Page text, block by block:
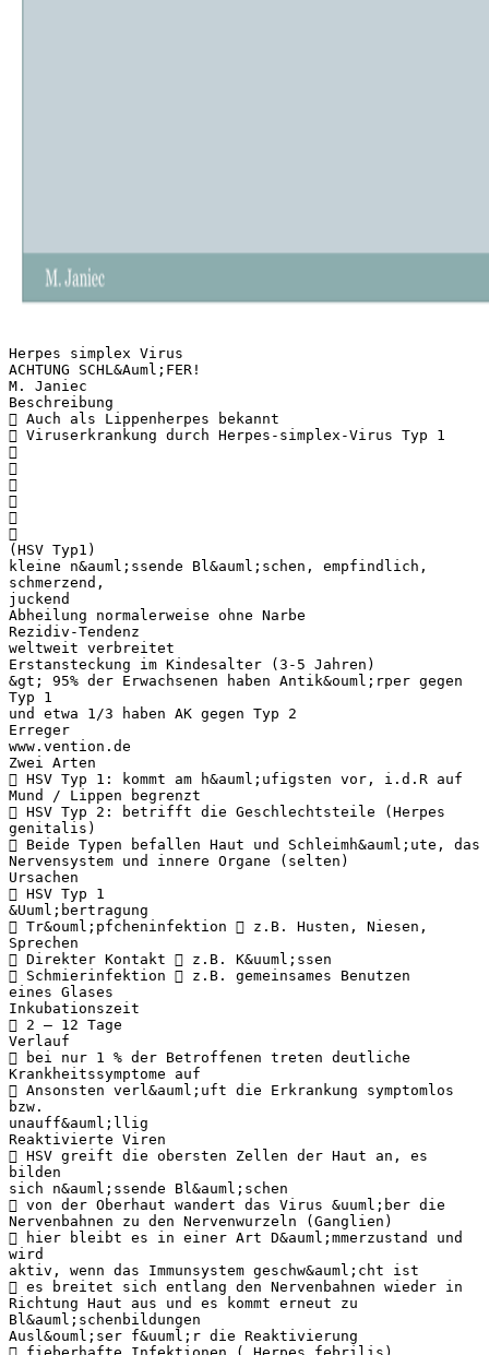
Herpes simplex Virus
ACHTUNG SCHL&Auml;FER!
M. Janiec
Beschreibung
 Auch als Lippenherpes bekannt
 Viruserkrankung durch Herpes-simplex-Virus Typ 1






(HSV Typ1)
kleine n&auml;ssende Bl&auml;schen, empfindlich,
schmerzend,
juckend
Abheilung normalerweise ohne Narbe
Rezidiv-Tendenz
weltweit verbreitet
Erstansteckung im Kindesalter (3-5 Jahren)
&gt; 95% der Erwachsenen haben Antik&ouml;rper gegen
Typ 1
und etwa 1/3 haben AK gegen Typ 2
Erreger
www.vention.de
Zwei Arten
 HSV Typ 1: kommt am h&auml;ufigsten vor, i.d.R auf
Mund / Lippen begrenzt
 HSV Typ 2: betrifft die Geschlechtsteile (Herpes
genitalis)
 Beide Typen befallen Haut und Schleimh&auml;ute, das
Nervensystem und innere Organe (selten)
Ursachen
 HSV Typ 1
&Uuml;bertragung
 Tr&ouml;pfcheninfektion  z.B. Husten, Niesen,
Sprechen
 Direkter Kontakt  z.B. K&uuml;ssen
 Schmierinfektion  z.B. gemeinsames Benutzen
eines Glases
Inkubationszeit
 2 – 12 Tage
Verlauf
 bei nur 1 % der Betroffenen treten deutliche
Krankheitssymptome auf
 Ansonsten verl&auml;uft die Erkrankung symptomlos
bzw.
unauff&auml;llig
Reaktivierte Viren
 HSV greift die obersten Zellen der Haut an, es
bilden
sich n&auml;ssende Bl&auml;schen
 von der Oberhaut wandert das Virus &uuml;ber die
Nervenbahnen zu den Nervenwurzeln (Ganglien)
 hier bleibt es in einer Art D&auml;mmerzustand und
wird
aktiv, wenn das Immunsystem geschw&auml;cht ist
 es breitet sich entlang den Nervenbahnen wieder in
Richtung Haut aus und es kommt erneut zu
Bl&auml;schenbildungen
Ausl&ouml;ser f&uuml;r die Reaktivierung